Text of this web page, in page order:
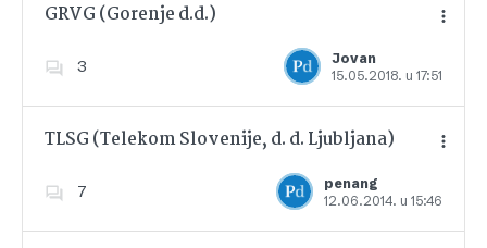
GRVG (Gorenje d.d.)
3
Jovan
15.05.2018. u 17:51
Dodajte u favorite
TLSG (Telekom Slovenije, d. d. Ljubljana)
7
penang
12.06.2014. u 15:46
Dodajte u favorite